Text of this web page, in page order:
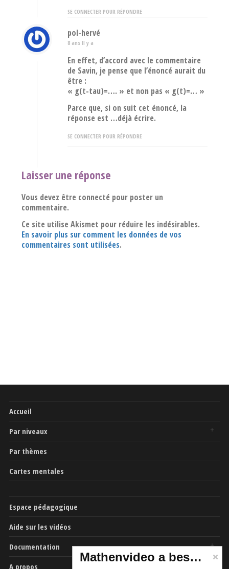
SE CONNECTER POUR RÉPONDRE
pol-hervé
8 ans Il y a
En effet, d’accord avec le commentaire
de Savin, je pense que l’énoncé aurait du
être :
« g(t-tau)=…. » et non pas « g(t)=… »
Parce que, si on suit cet énoncé, la
réponse est …déjà écrire.
SE CONNECTER POUR RÉPONDRE
Laisser une réponse
Vous devez être connecté pour poster un
commentaire.
Ce site utilise Akismet pour réduire les indésirables.
En savoir plus sur comment les données de vos
commentaires sont utilisées.
Accueil
Par niveaux
Par thèmes
Cartes mentales
Espace pédagogique
Aide sur les vidéos
Documentation
A propos
Mathenvideo a besoin de vous